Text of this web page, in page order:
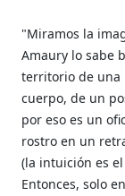
"Miramos la
Amaury lo sabe
territorio de una
cuerpo, de un
por eso es un
rostro en un
(la intuición es
Entonces, solo